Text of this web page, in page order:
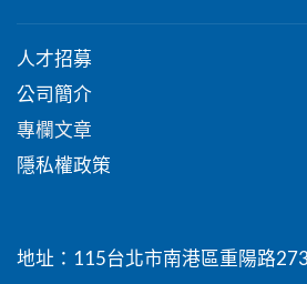
人才招募
公司簡介
專欄文章
隱私權政策
地址：115台北市南港區重陽路